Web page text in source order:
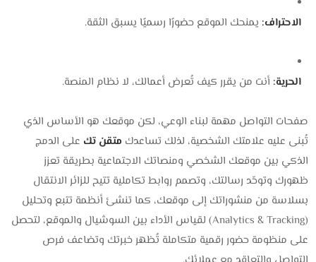
الاحتراف: يمنحك الموقع حضورًا رسميًا يسبق الثقة.
الحرية: أنت من يقرر كيف تُعرض أعمالك، لا نظام المنصة.
صفحات التواصل مهمة لبناء الوعي، لكن موقعك هو الأساس الذي
تُبنى عليه علامتك الشخصية، لذلك تساعدك متقن تك على الدمج
الذكي بين موقعك الشخصي ومنصاتك الاجتماعية بطريقة تعزز
ظهورك وتوحّد رسالتك، وتصمم روابط تكاملية تتيح للزائر الانتقال
بسلاسة من منشوراتك إلى موقعك، كما تنشئ أنظمة تتبع وتحليل
(Analytics & Tracking) لقياس الأداء بين السوشيال والموقع، لتحصل
على منظومة حضور رقمية متكاملة تُظهر خبرتك وتضاعف فرص